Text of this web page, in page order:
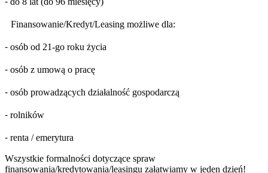
Finansowanie/Kredyt/Leasing możliwe dla:
⁃ osób od 21-go roku życia
⁃ osób z umową o pracę
⁃ osób prowadzących działalność gospodarczą
⁃ rolników
⁃ renta / emerytura
Wszystkie formalności dotyczące spraw
finansowania/kredytowania/leasingu załatwiamy w jeden dzień!